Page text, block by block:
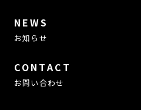
NEWS
お知らせ
CONTACT
お問い合わせ